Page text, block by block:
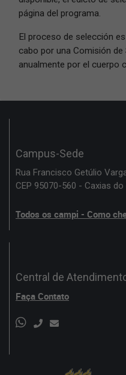
página del programa.
El proceso de selección
cabo por una Comisión de
anualmente por el cuerpo
Campus-Sede
Rua Francisco Getúlio
CEP 95070-560 - Caxias do
Todos os campi - Como
Central de
Faça Contato